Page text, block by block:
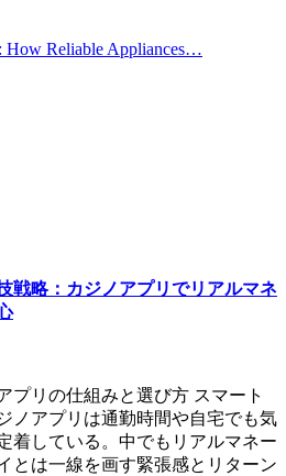
How Reliable Appliances…
戦略：カジノアプリでリアルマネ
プリの仕組みと選び方 スマート
ノアプリは通勤時間や自宅でも気
着している。中でもリアルマネー
とは一線を画す緊張感とリターン